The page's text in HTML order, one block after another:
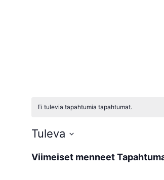
Ei tulevia tapahtumia tapahtumat.
Tuleva
päivä.
Viimeiset menneet